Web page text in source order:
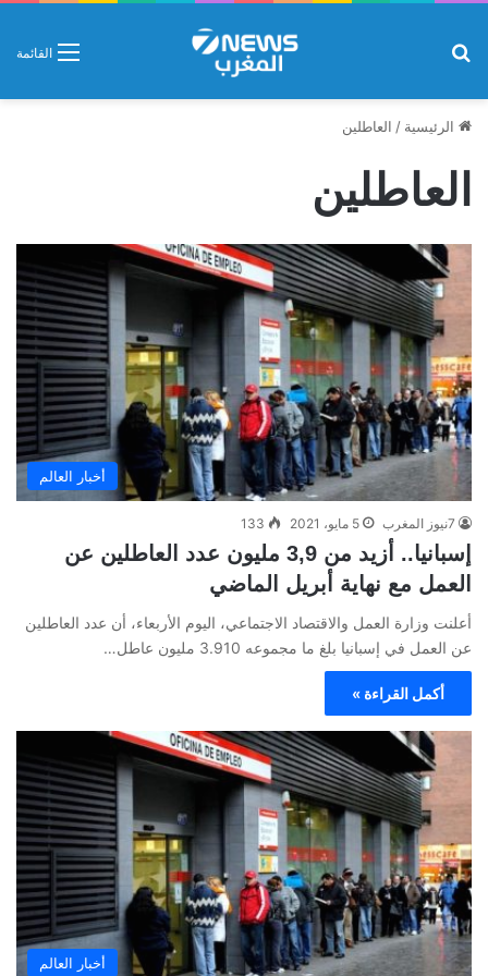
القائمة
الرئيسية / العاطلين
العاطلين
أخبار العالم
7نيوز المغرب 5 مايو، 2021 133
إسبانيا.. أزيد من 3,9 مليون عدد العاطلين عن
العمل مع نهاية أبريل الماضي
أعلنت وزارة العمل والاقتصاد الاجتماعي، اليوم الأربعاء، أن عدد العاطلين
عن العمل في إسبانيا بلغ ما مجموعه 3.910 مليون عاطل…
أكمل القراءة »
أخبار العالم